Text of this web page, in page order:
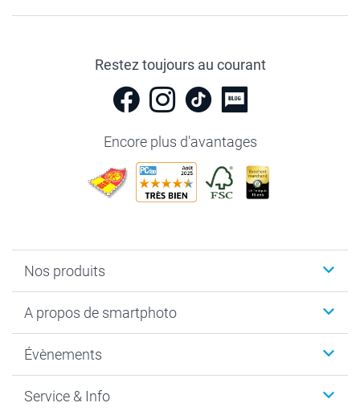
Restez toujours au courant
Encore plus d'avantages
Nos produits
Cadeaux photo
MyNameBook
Développement photo & Tirage photo
A propos de smartphoto
Durabilité
Gestion des cookies
Évènements
Nouvel An
Service & Info